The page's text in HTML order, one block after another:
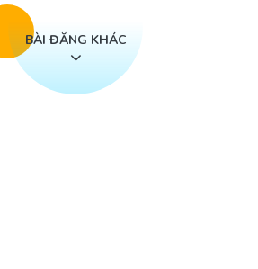
BÀI ĐĂNG KHÁC